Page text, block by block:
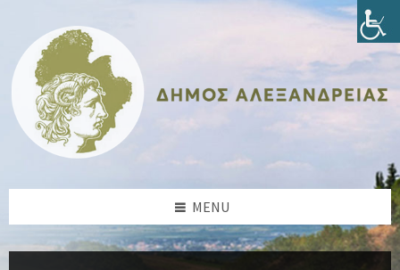
content
sidebar
sidebar
footer
MENU